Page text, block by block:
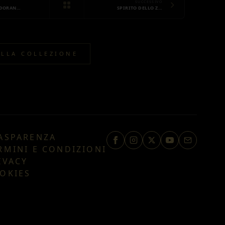
SPIRITO DELLO Z…
COLLEZIONE
E CONDIZIONI